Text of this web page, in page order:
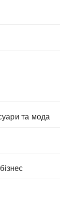
та мода